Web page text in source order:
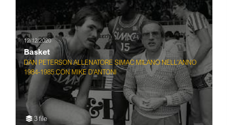
12/12/2020
Basket
DAN PETERSON ALLENATORE SIMAC MILANO NELL'ANNO
1984-1985 CON MIKE D'ANTONI
3 file